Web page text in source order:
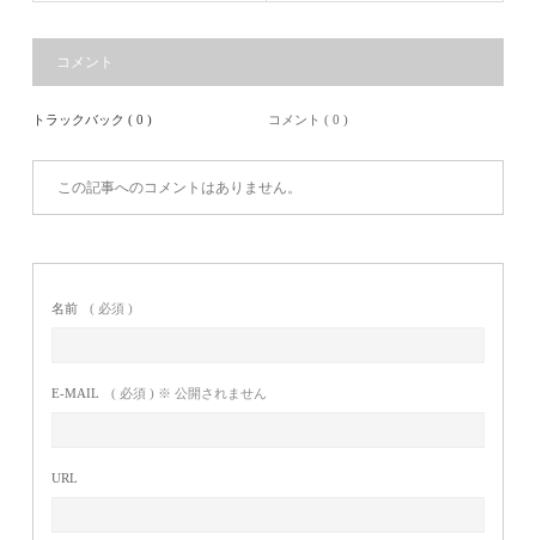
コメント
トラックバック ( 0 ) コメント ( 0 )
この記事へのコメントはありません。
名前 ( 必須 )
E-MAIL ( 必須 ) ※ 公開されません
URL